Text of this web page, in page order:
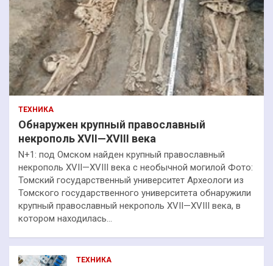
ТЕХНИКА
Обнаружен крупный православный
некрополь XVII—XVIII века
N+1: под Омском найден крупный православный
некрополь XVII—XVIII века с необычной могилой Фото:
Томский государственный университет Археологи из
Томского государственного университета обнаружили
крупный православный некрополь XVII—XVIII века, в
котором находилась…
ТЕХНИКА